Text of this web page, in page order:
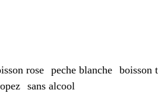
rose peche blanche boisson
sans alcool